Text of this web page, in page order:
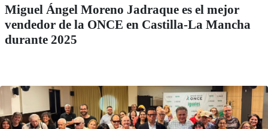
Miguel Ángel Moreno Jadraque es el mejor
vendedor de la ONCE en Castilla-La Mancha
durante 2025